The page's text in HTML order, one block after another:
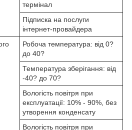
термінал
Підписка на послуги
інтернет-провайдера
Робоча температура: від 0?
до 40?
Температура зберігання: від
-40? до 70?
Вологість повітря при
експлуатації: 10% - 90%, без
утворення конденсату
Вологість повітря при